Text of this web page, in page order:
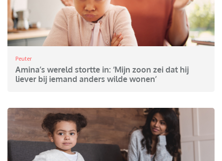
Peuter
Amina’s wereld stortte in: ‘Mijn zoon zei dat hij
liever bij iemand anders wilde wonen’